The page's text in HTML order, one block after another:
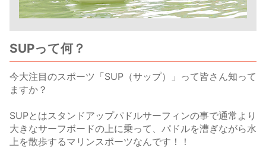
SUPって何？
今大注目のスポーツ「SUP（サップ）」って皆さん知って
ますか？
SUPとはスタンドアップパドルサーフィンの事で通常より
大きなサーフボードの上に乗って、パドルを漕ぎながら水
上を散歩するマリンスポーツなんです！！